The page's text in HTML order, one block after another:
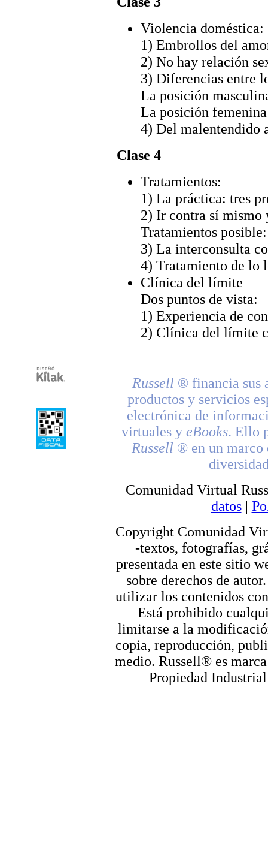
Violencia doméstica:
1) Embrollos del
2) No hay relación
3) Diferencias entre
La posición
La posición
4) Del malentendido
Clase 4
Tratamientos:
1) La práctica: tres
2) Ir contra sí mismo
Tratamientos
3) La interconsulta
4) Tratamiento de lo
Clínica del límite
Dos puntos de vista:
1) Experiencia de
2) Clínica del límite
Russell ® financia sus
productos y servicios
electrónica de
virtuales y eBooks. Ello
Russell ® en un marco
Comunidad Virtual
datos|
Copyright Comunidad
-textos, fotografías,
presentada en este sitio
sobre derechos de
utilizar los contenidos
Está prohibido
limitarse a la
copia, reproducción,
medio. Russell® es
Propiedad